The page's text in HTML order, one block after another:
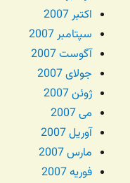
اکتبر 2007
سپتامبر 2007
آگوست 2007
جولای 2007
ژوئن 2007
می 2007
آوریل 2007
مارس 2007
فوریه 2007